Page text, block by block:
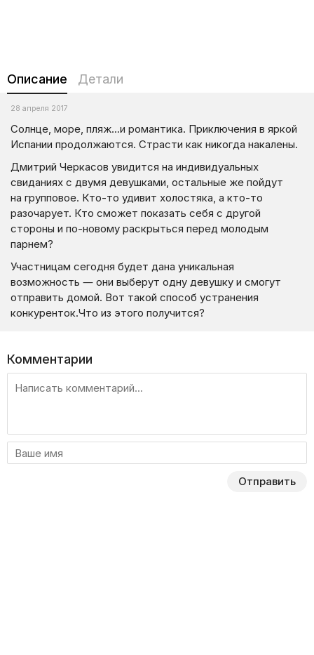
Описание Детали
28 апреля 2017
Солнце, море, пляж…и романтика. Приключения в яркой
Испании продолжаются. Страсти как никогда накалены.
Дмитрий Черкасов увидится на индивидуальных
свиданиях с двумя девушками, остальные же пойдут
на групповое. Кто-то удивит холостяка, а кто-то
разочарует. Кто сможет показать себя с другой
стороны и по-новому раскрыться перед молодым
парнем?
Участницам сегодня будет дана уникальная
возможность — они выберут одну девушку и смогут
отправить домой. Вот такой способ устранения
конкуренток.Что из этого получится?
Комментарии
Отправить